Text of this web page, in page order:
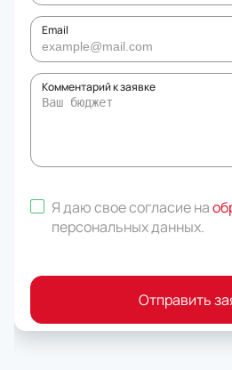
Email
Комментарий к заявке
Я даю свое согласие на
персональных данных.
Отправить